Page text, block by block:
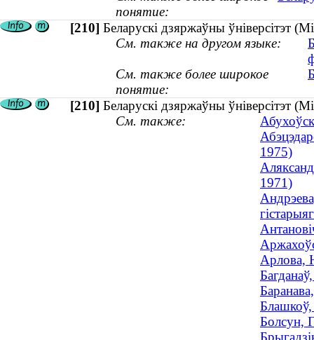
понятие:
[210] Беларускі дзяржаўны ўніверсітэт
См. также на другом языке:
См. также более широкое
понятие:
[210] Беларускі дзяржаўны ўніверсітэт
См. также:
1975)
1971)
Арлова,
Болсун,